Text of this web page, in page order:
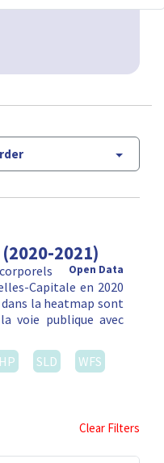
2021)
Open Data
Capitale en 2020
la heatmap sont
voie publique avec
SLD
WFS
Clear Filters